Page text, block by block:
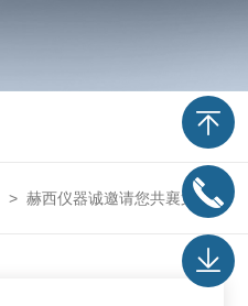
> 赫西仪器诚邀请您共襄第61届中国高等教育博览会